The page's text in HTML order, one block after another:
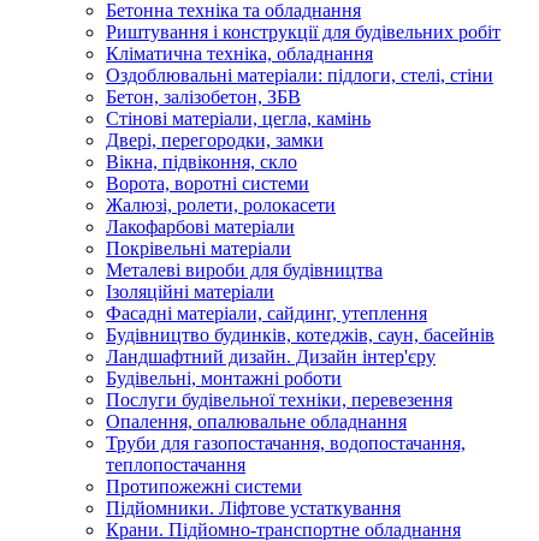
Бетонна техніка та обладнання
Риштування і конструкції для будівельних робіт
Кліматична техніка, обладнання
Оздоблювальні матеріали: підлоги, стелі, стіни
Бетон, залізобетон, ЗБВ
Стінові матеріали, цегла, камінь
Двері, перегородки, замки
Вікна, підвіконня, скло
Ворота, воротні системи
Жалюзі, ролети, ролокасети
Лакофарбові матеріали
Покрівельні матеріали
Металеві вироби для будівництва
Ізоляційні матеріали
Фасадні матеріали, сайдинг, утеплення
Будівництво будинків, котеджів, саун, басейнів
Ландшафтний дизайн. Дизайн інтер'єру
Будівельні, монтажні роботи
Послуги будівельної техніки, перевезення
Опалення, опалювальне обладнання
Труби для газопостачання, водопостачання,
теплопостачання
Протипожежні системи
Підйомники. Ліфтове устаткування
Крани. Підйомно-транспортне обладнання